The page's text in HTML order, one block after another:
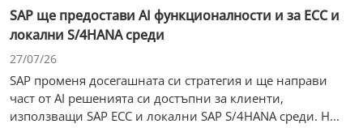
SAP ще предостави AI функционалности и за ECC и
локални S/4HANA среди
27/07/26
SAP променя досегашната си стратегия и ще направи
част от AI решенията си достъпни за клиенти,
използващи SAP ECC и локални SAP S/4HANA среди. Н...